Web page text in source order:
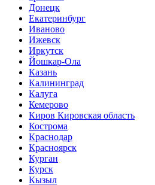
Донецк
Екатеринбург
Иваново
Ижевск
Иркутск
Йошкар-Ола
Казань
Калининград
Калуга
Кемерово
Киров Кировская область
Кострома
Краснодар
Красноярск
Курган
Курск
Кызыл